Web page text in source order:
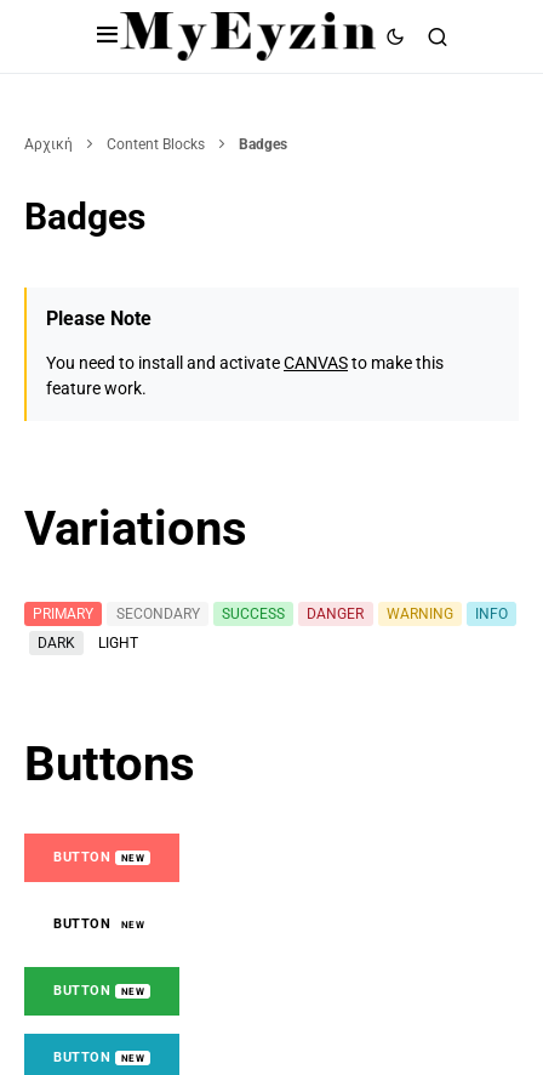
Αρχική Content Blocks Badges
Badges
Please Note
You need to install and activateCANVASto make this
feature work.
Variations
PRIMARY SECONDARY SUCCESS DANGER WARNING
INFO
DARK
LIGHT
Buttons
BUTTON NEW
BUTTON NEW
BUTTON NEW
BUTTON NEW